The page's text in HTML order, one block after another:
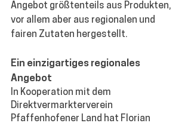
Angebot größtenteils aus Produkten,
vor allem aber aus regionalen und
fairen Zutaten hergestellt.
Ein einzigartiges regionales
Angebot
In Kooperation mit dem
Direktvermarkterverein
Pfaffenhofener Land hat Florian